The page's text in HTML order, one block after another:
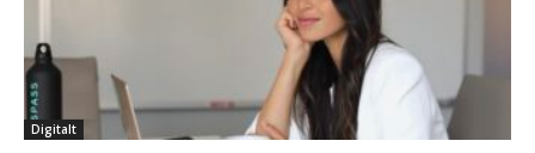
Digitalt